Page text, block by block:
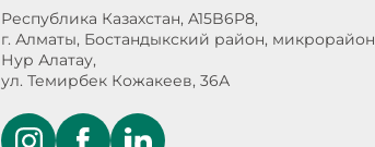
Республика Казахстан, A15B6P8,
г. Алматы, Бостандыкский район, микрорайон
Нур Алатау,
ул. Темирбек Кожакеев, 36А